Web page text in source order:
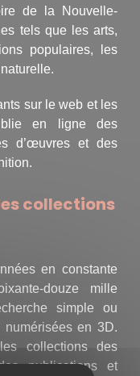
de la Nouvelle-
tels que les arts,
populaires, les
sur le web et les
en ligne des
d’œuvres et des
collections
en constante
douze mille
simple ou
en 3D.
collections des
publications et